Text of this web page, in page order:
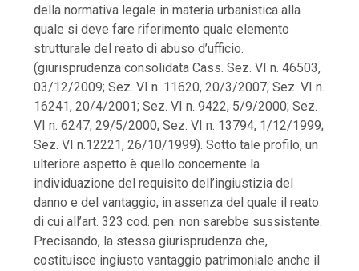
della normativa legale in materia urbanistica alla
quale si deve fare riferimento quale elemento
strutturale del reato di abuso d’ufficio.
(giurisprudenza consolidata Cass. Sez. VI n. 46503,
03/12/2009; Sez. VI n. 11620, 20/3/2007; Sez. VI n.
16241, 20/4/2001; Sez. VI n. 9422, 5/9/2000; Sez.
VI n. 6247, 29/5/2000; Sez. VI n. 13794, 1/12/1999;
Sez. VI n.12221, 26/10/1999). Sotto tale profilo, un
ulteriore aspetto è quello concernente la
individuazione del requisito dell’ingiustizia del
danno e del vantaggio, in assenza del quale il reato
di cui all’art. 323 cod. pen. non sarebbe sussistente.
Precisando, la stessa giurisprudenza che,
costituisce ingiusto vantaggio patrimoniale anche il